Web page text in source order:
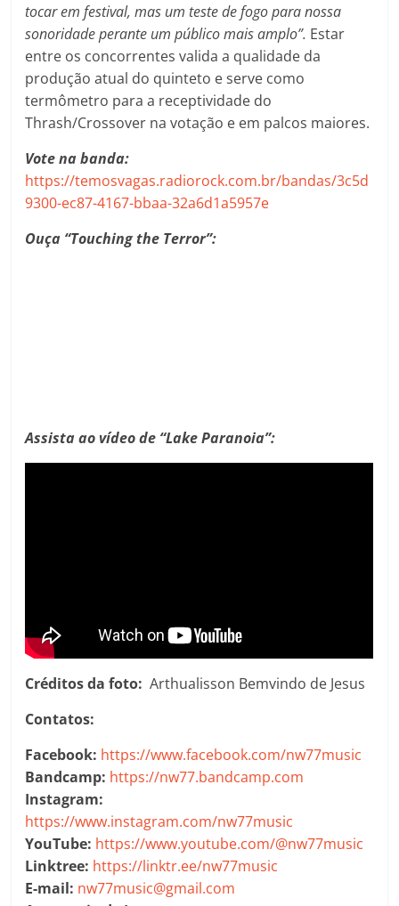
tocar em festival, mas um teste de fogo para nossa
sonoridade perante um público mais amplo”. Estar
entre os concorrentes valida a qualidade da
produção atual do quinteto e serve como
termômetro para a receptividade do
Thrash/Crossover na votação e em palcos maiores.
Vote na banda:
https://temosvagas.radiorock.com.br/bandas/3c5d
9300-ec87-4167-bbaa-32a6d1a5957e
Ouça “Touching the Terror”:
Assista ao vídeo de “Lake Paranoia”:
Créditos da foto: Arthualisson Bemvindo de Jesus
Contatos:
Facebook: https://www.facebook.com/nw77music
Bandcamp: https://nw77.bandcamp.com
Instagram:
https://www.instagram.com/nw77music
YouTube: https://www.youtube.com/@nw77music
Linktree: https://linktr.ee/nw77music
E-mail: nw77music@gmail.com